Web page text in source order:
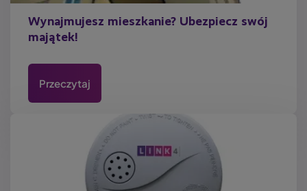
Wynajmujesz mieszkanie? Ubezpiecz swój
majątek!
Przeczytaj